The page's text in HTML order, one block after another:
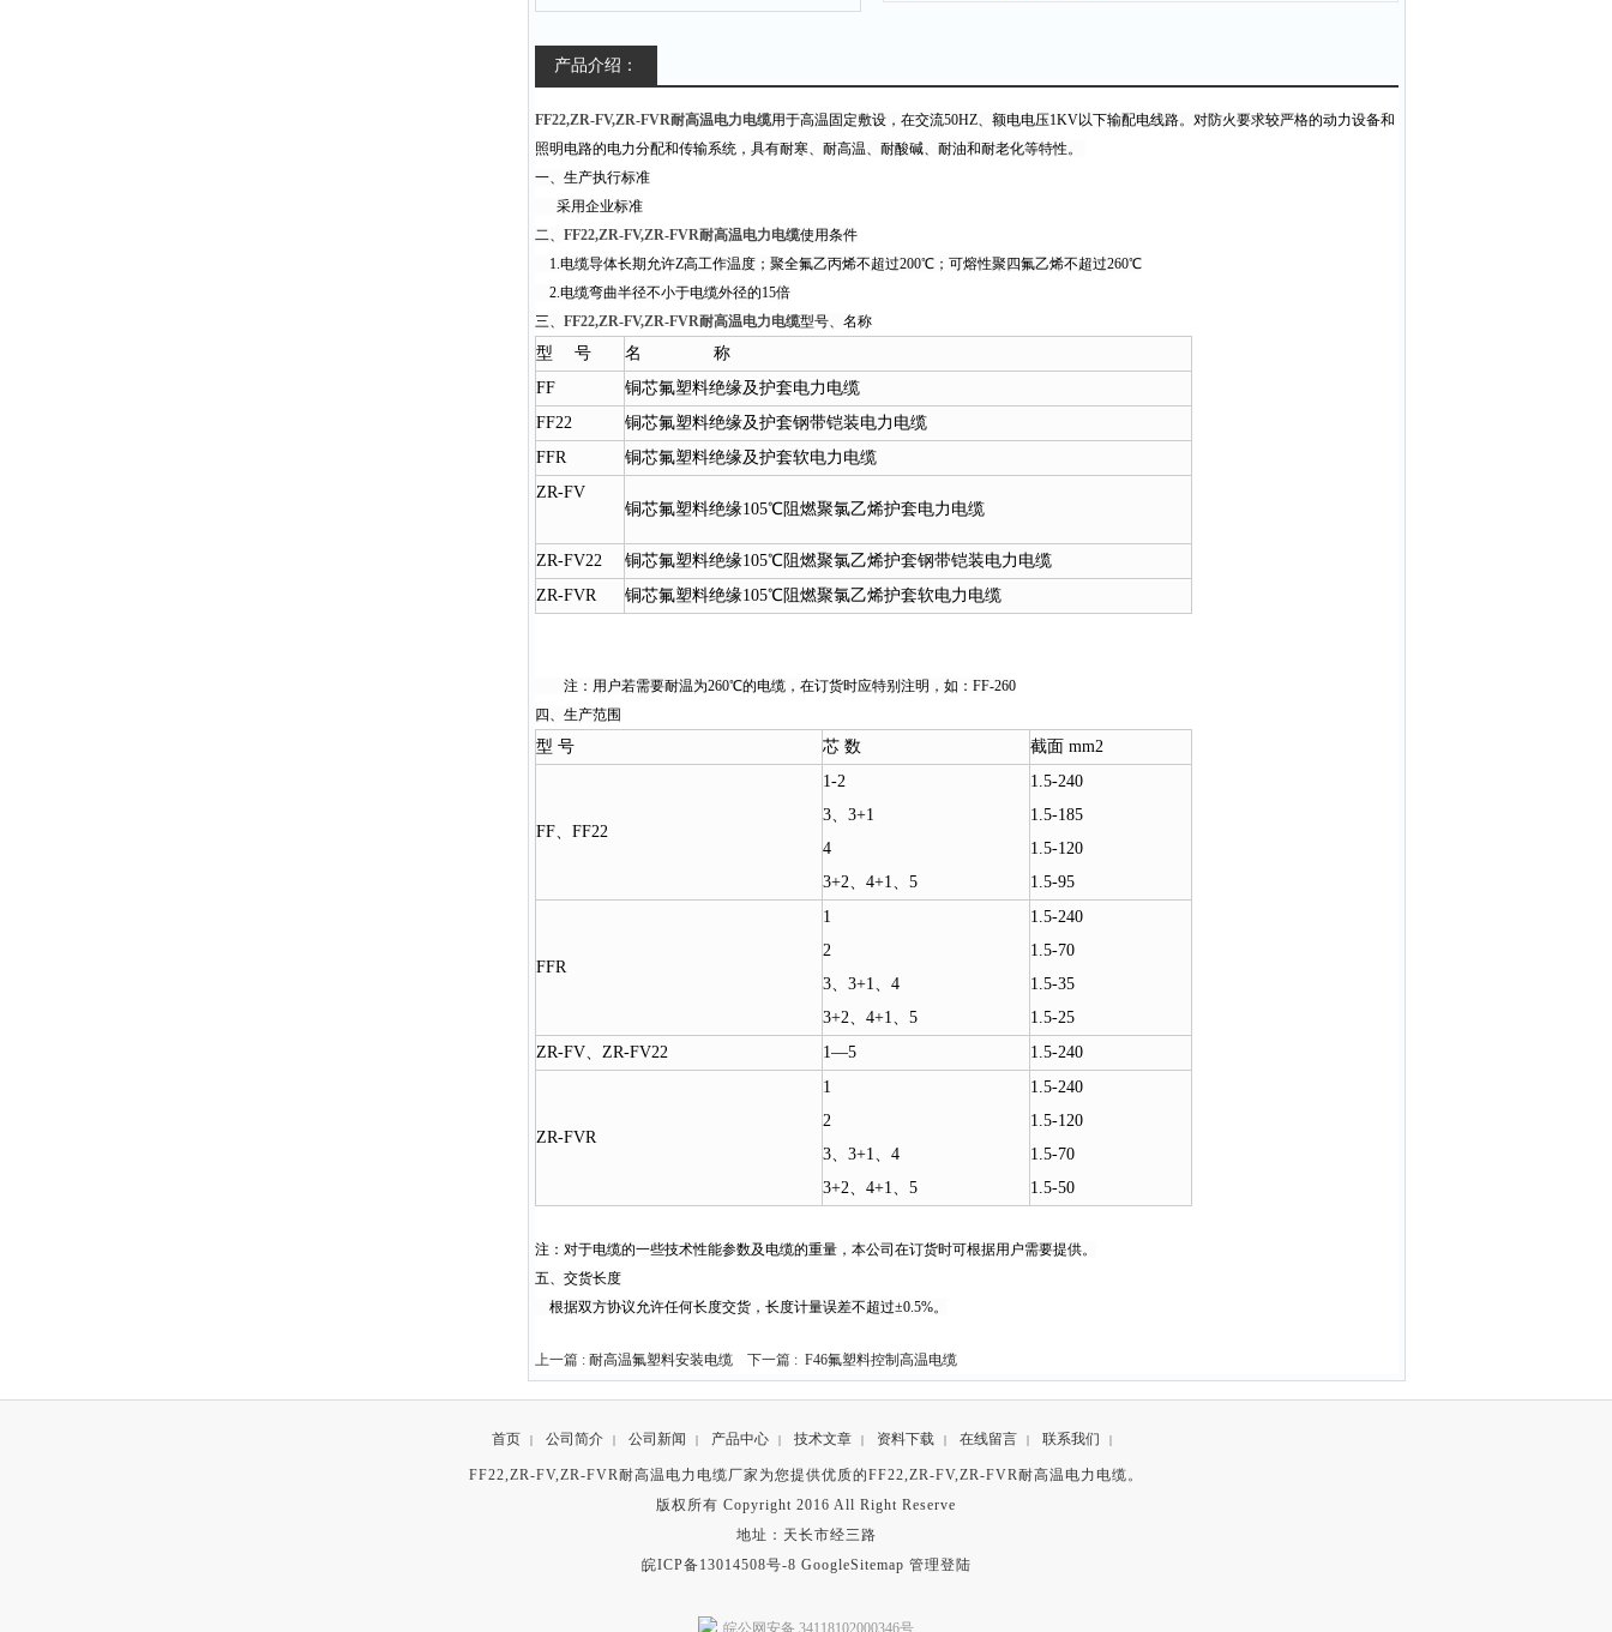
产品介绍：
FF22,ZR-FV,ZR-FVR耐高温电力电缆用于高温固定敷设，在交流50HZ、额电电压1KV以下输配电线路。对防火要求较严格的动力设备和
照明电路的电力分配和传输系统，具有耐寒、耐高温、耐酸碱、耐油和耐老化等特性。
一、生产执行标准
采用企业标准
二、 FF22,ZR-FV,ZR-FVR耐高温电力电缆使用条件
1.电缆导体长期允许Z高工作温度；聚全氟乙丙烯不超过200℃；可熔性聚四氟乙烯不超过260℃
2.电缆弯曲半径不小于电缆外径的15倍
三、 FF22,ZR-FV,ZR-FVR耐高温电力电缆型号、名称
型 号
名 称
FF
铜芯氟塑料绝缘及护套电力电缆
FF22
铜芯氟塑料绝缘及护套钢带铠装电力电缆
FFR
铜芯氟塑料绝缘及护套软电力电缆
ZR-FV
铜芯氟塑料绝缘105℃阻燃聚氯乙烯护套电力电缆
ZR-FV22
铜芯氟塑料绝缘105℃阻燃聚氯乙烯护套钢带铠装电力电缆
ZR-FVR
铜芯氟塑料绝缘105℃阻燃聚氯乙烯护套软电力电缆
注：用户若需要耐温为260℃的电缆，在订货时应特别注明，如：FF-260
四、生产范围
型 号 芯 数 截面 mm2
FF、FF22
1-2
3、3+1
4
3+2、4+1、5
1.5-240
1.5-185
1.5-120
1.5-95
FFR
1
2
3、3+1、4
3+2、4+1、5
1.5-240
1.5-70
1.5-35
1.5-25
ZR-FV、ZR-FV22
1—5 1.5-240
ZR-FVR
1
2
3、3+1、4
3+2、4+1、5
1.5-240
1.5-120
1.5-70
1.5-50
注：对于电缆的一些技术性能参数及电缆的重量，本公司在订货时可根据用户需要提供。
五、交货长度
根据双方协议允许任何长度交货，长度计量误差不超过±0.5%。
上一篇 : 耐高温氟塑料安装电缆 下一篇 : F46氟塑料控制高温电缆
首页 | 公司简介 | 公司新闻 | 产品中心 | 技术文章 | 资料下载 | 在线留言 | 联系我们 |
FF22,ZR-FV,ZR-FVR耐高温电力电缆厂家为您提供优质的FF22,ZR-FV,ZR-FVR耐高温电力电缆。
版权所有 Copyright 2016 All Right Reserve
地址：天长市经三路
皖ICP备13014508号-8 GoogleSitemap 管理登陆
皖公网安备 34118102000346号